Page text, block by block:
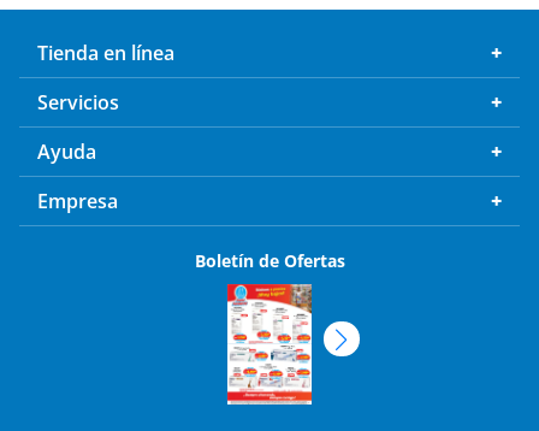
Tienda en línea
Servicios
Ayuda
Empresa
Boletín de Ofertas